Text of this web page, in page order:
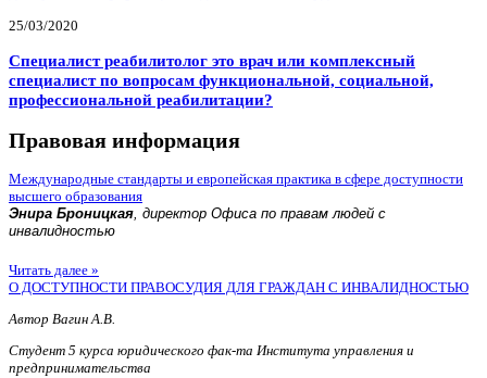
25/03/2020
Специалист реабилитолог это врач или комплексный
специалист по вопросам функциональной, социальной,
профессиональной реабилитации?
Правовая информация
Международные стандарты и европейская практика в сфере доступности
высшего образования
Энира Броницкая, директор Офиса по правам людей с
инвалидностью
Читать далее »
О ДОСТУПНОСТИ ПРАВОСУДИЯ ДЛЯ ГРАЖДАН С ИНВАЛИДНОСТЬЮ
Автор Вагин А.В.
Студент 5 курса юридического фак-та Института управления и
предпринимательства